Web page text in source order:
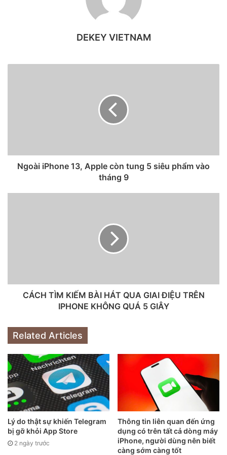
trưng như tai thỏ quen thuộc và phần khung viền thiết kế
bo tròn mang đến cảm giác ôm tay khi sử dụng.
iPhone 11 Pro được gia công từ thép không gỉ cao cấp,
mang đến độ bền cao còn iPhone 11 chỉ được làm từ khung
Trong khi iPhone 11 Pro sở hữu đến 3 ống kính với cách bố
trí hình tam giác thì iPhone 11 chỉ có 2 ống kính được xếp
DEKEY VIETNAM
Ngoài iPhone 13, Apple còn tung 5 siêu phẩm vào
tháng 9
CÁCH TÌM KIẾM BÀI HÁT QUA GIAI ĐIỆU TRÊN
IPHONE KHÔNG QUÁ 5 GIÂY
Related Articles
Lý do thật sự khiến Telegram
bị gỡ khỏi App Store
2 ngày trước
Thông tin liên quan đến ứng
dụng có trên tất cả dòng máy
iPhone, người dùng nên biết
càng sớm càng tốt